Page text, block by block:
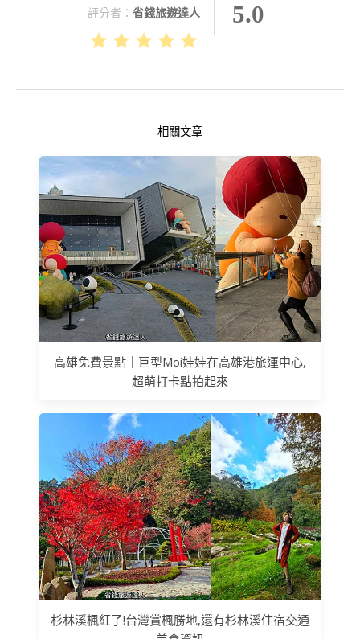
評分者： 省錢旅遊達人 5.0
相關文章
高雄免費景點｜巨型Moi娃娃在高雄港旅運中心,
超萌打卡點拍起來
杉林溪楓紅了!台灣賞楓勝地,還有杉林溪住宿交通